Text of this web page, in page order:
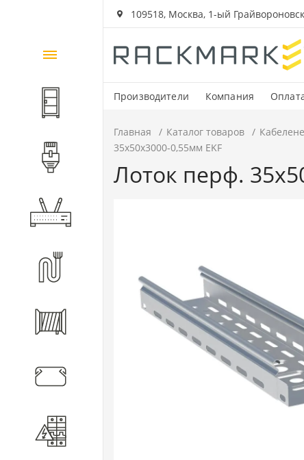
109518, Москва, 1-ый
Производители Компания
Каталог
товаров
Шкафы и стойки
компоненты
Главная Каталог товаров
35х50х3000-0,55мм EKF
Лоток перф.